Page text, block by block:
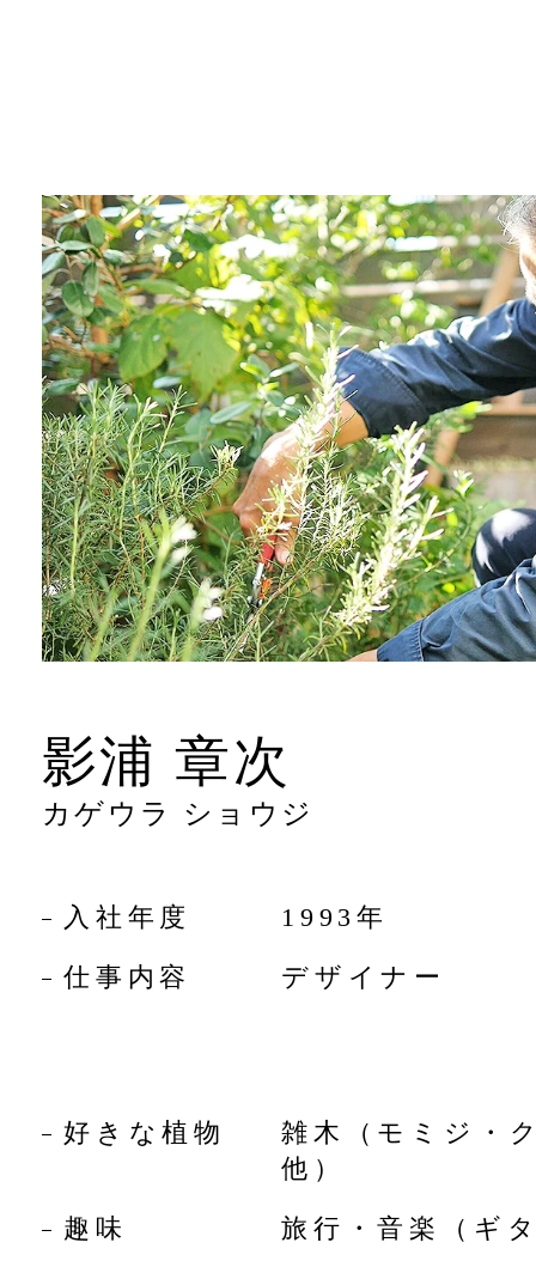
影浦 章次
カゲウラ ショウジ
入社年度 1993年
仕事内容 デザイナー
好きな植物
雑木（モミジ・
他）
趣味 旅行・音楽（ギ